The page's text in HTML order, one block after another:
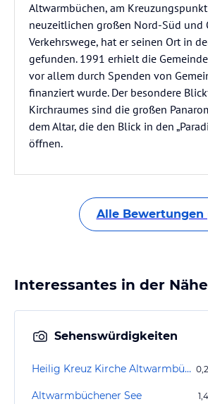
Altwarmbüchen, am
neuzeitlichen großen Nord-Süd und
Verkehrswege, hat er seinen Ort in
gefunden. 1991 erhielt die
vor allem durch Spenden von
finanziert wurde. Der besondere
Kirchraumes sind die großen
dem Altar, die den Blick in den
öffnen.
Alle Bewertungen
Interessantes in der Nähe
Sehenswürdigkeiten
Heilig Kreuz Kirche Altwarmbüchen 0,2
Altwarmbüchener See 1,4